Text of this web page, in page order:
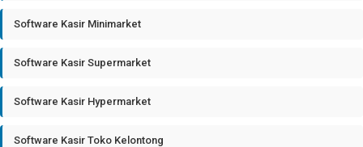
Software Kasir Minimarket
Software Kasir Supermarket
Software Kasir Hypermarket
Software Kasir Toko Kelontong